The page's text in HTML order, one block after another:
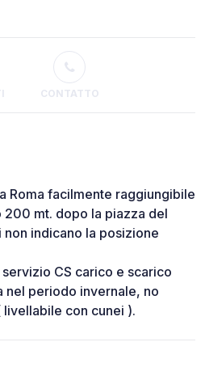
CONTATTO
Roma facilmente raggiungibile
200 mt. dopo la piazza del
indicano la posizione
CS carico e scarico
nel periodo invernale, no
con cunei ).